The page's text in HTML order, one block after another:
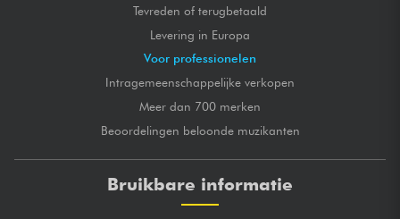
Tevreden of terugbetaald
Levering in Europa
Voor professionelen
Intragemeenschappelijke verkopen
Meer dan 700 merken
Beoordelingen beloonde muzikanten
Bruikbare informatie